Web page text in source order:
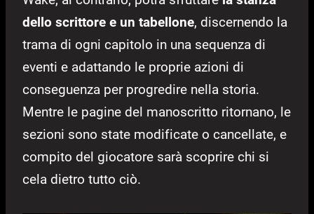
dello scrittore e un tabellone, discernendo la
trama di ogni capitolo in una sequenza di
eventi e adattando le proprie azioni di
conseguenza per progredire nella storia.
Mentre le pagine del manoscritto ritornano, le
sezioni sono state modificate o cancellate, e
compito del giocatore sarà scoprire chi si
cela dietro tutto ciò.